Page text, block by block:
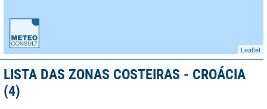
Leaflet
LISTA DAS ZONAS COSTEIRAS - CROÁCIA
(4)